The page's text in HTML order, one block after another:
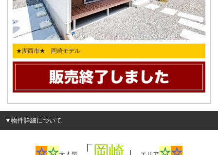
★湖西市★ 岡崎モデル
▼物件詳細について
☆☆ 「 岡崎 」 ☆☆